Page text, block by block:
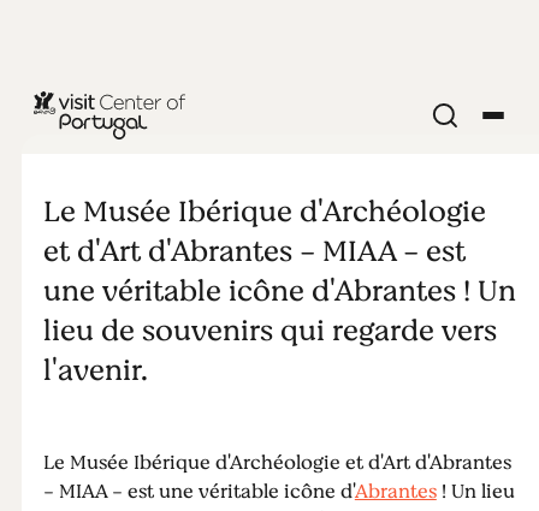
ARTS & CULTURE
MIAA -
Musée
Ibérique
d'Archéologie
et d'Art
Le Musée Ibérique d'Archéologie
et d'Art d'Abrantes - MIAA - est
une véritable icône d'Abrantes ! Un
lieu de souvenirs qui regarde vers
l'avenir.
Le Musée Ibérique d'Archéologie et d'Art d'Abrantes
- MIAA - est une véritable icône d'Abrantes! Un lieu